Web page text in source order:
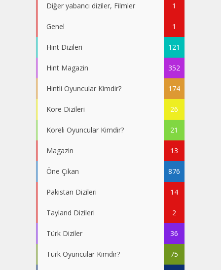
Diğer yabancı diziler, Filmler 1
Genel 1
Hint Dizileri 121
Hint Magazin 352
Hintli Oyuncular Kimdir? 174
Kore Dizileri 26
Koreli Oyuncular Kimdir? 21
Magazin 13
Öne Çıkan 876
Pakistan Dizileri 14
Tayland Dizileri 2
Türk Diziler 36
Türk Oyuncular Kimdir? 75